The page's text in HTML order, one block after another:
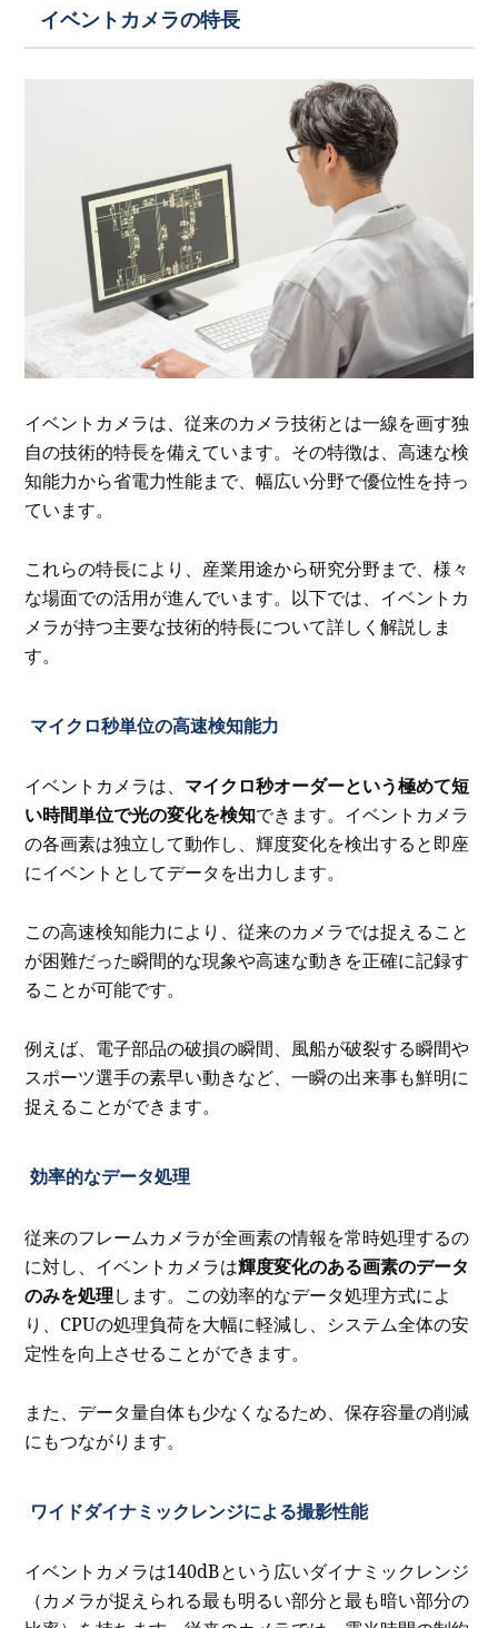
イベントカメラの特長
イベントカメラは、従来のカメラ技術とは一線を画す独
自の技術的特長を備えています。その特徴は、高速な検
知能力から省電力性能まで、幅広い分野で優位性を持っ
ています。
これらの特長により、産業用途から研究分野まで、様々
な場面での活用が進んでいます。以下では、イベントカ
メラが持つ主要な技術的特長について詳しく解説しま
す。
マイクロ秒単位の高速検知能力
イベントカメラは、 マイクロ秒オーダーという極めて短
い時間単位で光の変化を検知できます。イベントカメラ
の各画素は独立して動作し、輝度変化を検出すると即座
にイベントとしてデータを出力します。
この高速検知能力により、従来のカメラでは捉えること
が困難だった瞬間的な現象や高速な動きを正確に記録す
ることが可能です。
例えば、電子部品の破損の瞬間、風船が破裂する瞬間や
スポーツ選手の素早い動きなど、一瞬の出来事も鮮明に
捉えることができます。
効率的なデータ処理
従来のフレームカメラが全画素の情報を常時処理するの
に対し、イベントカメラは輝度変化のある画素のデータ
のみを処理します。この効率的なデータ処理方式によ
り、CPUの処理負荷を大幅に軽減し、システム全体の安
定性を向上させることができます。
また、データ量自体も少なくなるため、保存容量の削減
にもつながります。
ワイドダイナミックレンジによる撮影性能
イベントカメラは140dBという広いダイナミックレンジ
（カメラが捉えられる最も明るい部分と最も暗い部分の